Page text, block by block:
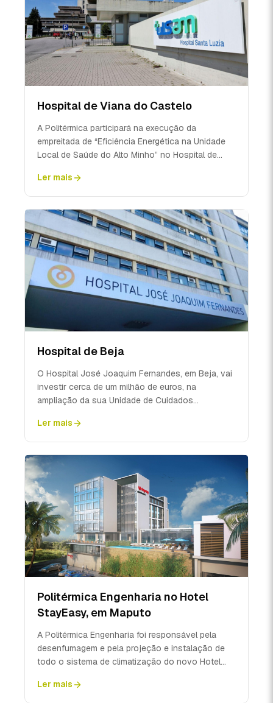
Hospital de Viana do Castelo
A Politérmica participará na execução da
empreitada de “Eficiência Energética na Unidade
Local de Saúde do Alto Minho” no Hospital de
Ler mais
Hospital de Beja
O Hospital José Joaquim Fernandes, em Beja, vai
investir cerca de um milhão de euros, na
ampliação da sua Unidade de Cuidados
Ler mais
Politérmica Engenharia no Hotel
StayEasy, em Maputo
A Politérmica Engenharia foi responsável pela
desenfumagem e pela projeção e instalação de
todo o sistema de climatização do novo Hotel
Ler mais